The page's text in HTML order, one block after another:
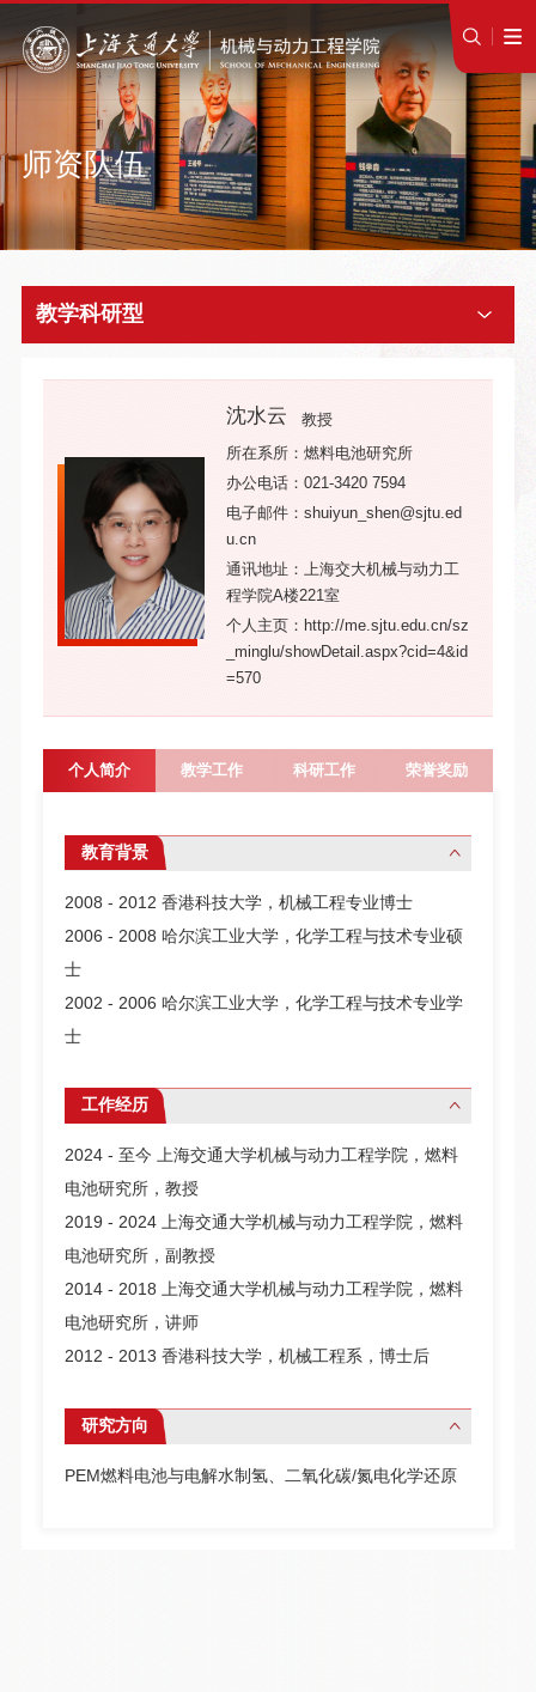
师资队伍
教学科研型
沈水云
教授
所在系所：燃料电池研究所
办公电话：021-3420 7594
电子邮件：shuiyun_shen@sjtu.ed
u.cn
通讯地址：上海交大机械与动力工
程学院A楼221室
个人主页：http://me.sjtu.edu.cn/sz
_minglu/showDetail.aspx?cid=4&id
=570
个人简介 教学工作 科研工作 荣誉奖励
教育背景
2008 - 2012 香港科技大学，机械工程专业博士
2006 - 2008 哈尔滨工业大学，化学工程与技术专业硕
士
2002 - 2006 哈尔滨工业大学，化学工程与技术专业学
士
工作经历
2024 - 至今 上海交通大学机械与动力工程学院，燃料
电池研究所，教授
2019 - 2024 上海交通大学机械与动力工程学院，燃料
电池研究所，副教授
2014 - 2018 上海交通大学机械与动力工程学院，燃料
电池研究所，讲师
2012 - 2013 香港科技大学，机械工程系，博士后
研究方向
PEM燃料电池与电解水制氢、二氧化碳/氮电化学还原